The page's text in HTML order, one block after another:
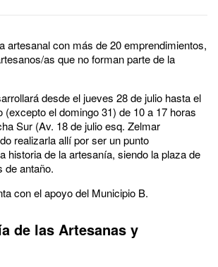
artesanal con más de 20 emprendimientos,
as que no forman parte de la
desde el jueves 28 de julio hasta el
(excepto el domingo 31) de 10 a 17 horas
Sur (Av. 18 de julio esq. Zelmar
realizarla allí por ser un punto
historia de la artesanía, siendo la plaza de
de antaño.
con el apoyo del Municipio B.
de las Artesanas y